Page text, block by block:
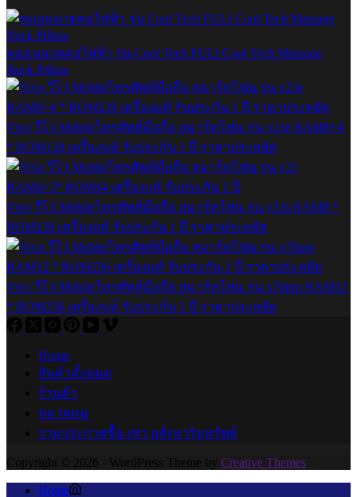
หมอนนวดคอไฟฟ้า รุ่น Cool Tech FULI Cool Tech Massage
Neck Pillow
Vivo วีโว่ Mobileโทรศัพท์มือถือ สมาร์ทโฟน รุ่น v23e RAM8+4
* ROM128 เครื่องแท้ รับประกัน 1 ปี ราคาประหยัด
Vivo วีโว่ Mobileโทรศัพท์มือถือ สมาร์ทโฟน รุ่น y33s RAM8 *
ROM128 เครื่องแท้ รับประกัน 1 ปี ราคาประหยัด
Vivo วีโว่ Mobileโทรศัพท์มือถือ สมาร์ทโฟน รุ่น x70pro RAM12
* ROM256 เครื่องแท้ รับประกัน 1 ปี ราคาประหยัด
Home
สินค้าทั้งหมด
ร้านค้า
หมวดหมู่
รวมประกาศซื้อ-เช่า อสังหาริมทรัพย์
Copyright © 2026 - WordPress Theme by Creative Themes
Home